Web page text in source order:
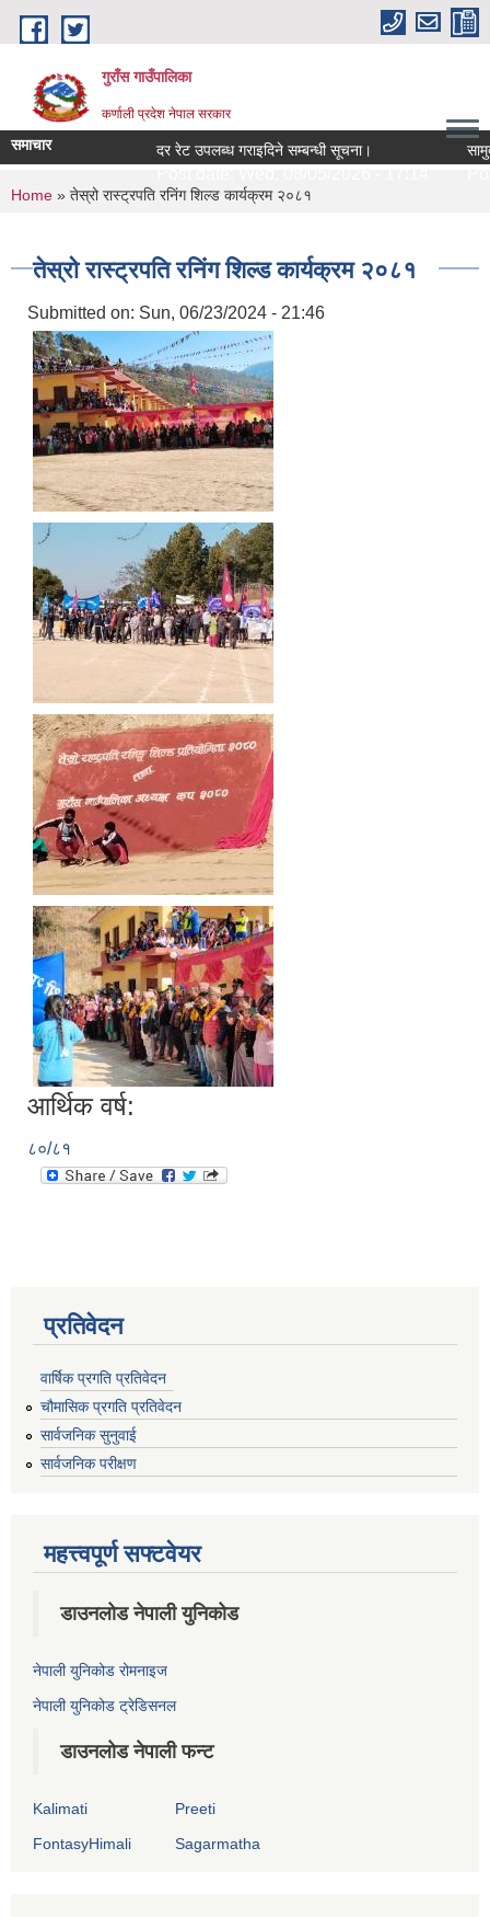
Skip to main content
गुराँस गाउँपालिका
कर्णाली प्रदेश नेपाल सरकार
समाचार दर रेट उपलब्ध गराइदिने सम्बन्धी सूचना।
You are here
Home » तेस्रो रास्ट्रपति रनिंग शिल्ड कार्यक्रम २०८१
तेस्रो रास्ट्रपति रनिंग शिल्ड कार्यक्रम २०८१
Submitted on: Sun, 06/23/2024 - 21:46
आर्थिक वर्ष:
८०/८१
प्रतिवेदन
वार्षिक प्रगति प्रतिवेदन
चौमासिक प्रगति प्रतिवेदन
सार्वजनिक सुनुवाई
सार्वजनिक परीक्षण
महत्त्वपूर्ण सफ्टवेयर
डाउनलोड नेपाली युनिकोड
नेपाली युनिकोड रोमनाइज
नेपाली युनिकोड ट्रेडिसनल
डाउनलोड नेपाली फन्ट
Kalimati
Preeti
FontasyHimali
Sagarmatha